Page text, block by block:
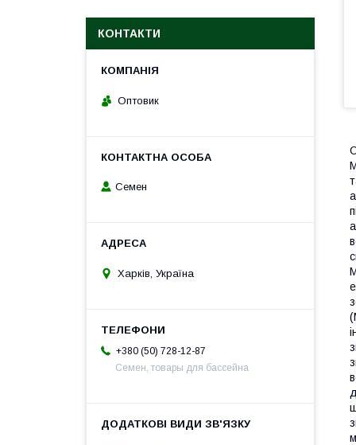
КОНТАКТИ
Оптовик
Семен
Харків, Україна
+380 (50) 728-12-87
Семен, товары для бассейна